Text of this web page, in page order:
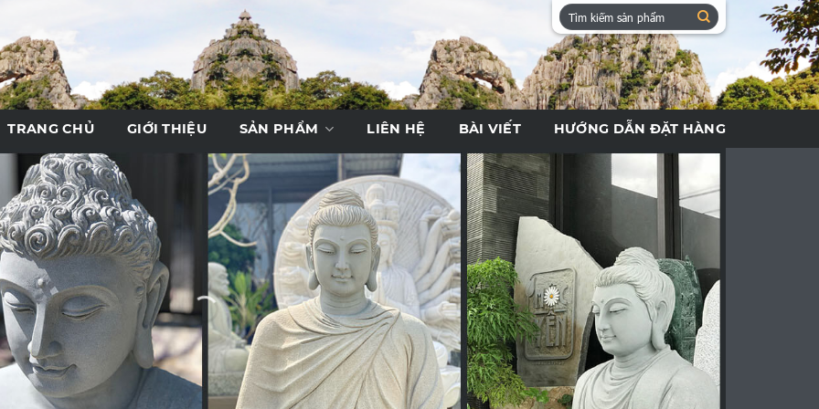
Tìm
kiếm:
TRANG CHỦ GIỚI THIỆU SẢN PHẨM LIÊN HỆ BÀI VIẾT HƯỚNG DẪN ĐẶT HÀNG